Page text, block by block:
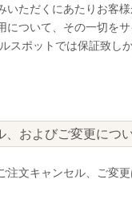
いただくにあたりお客
について、その一切を
スポットでは保証致し
、およびご変更につ
注文キャンセル、ご変